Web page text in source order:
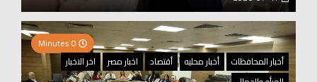
أخبار المحافظات
أخبار محليه أقتصاد اخبار مصر
اخر الاخبار